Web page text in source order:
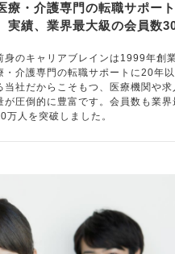
療・介護専門の転職サポー
実績、業界最大級の会員数
身のキャリアブレインは1999年創
・介護専門の転職サポートに20年
当社だからこそもつ、医療機関や求
が圧倒的に豊富です。会員数も業界
万人を突破しました。